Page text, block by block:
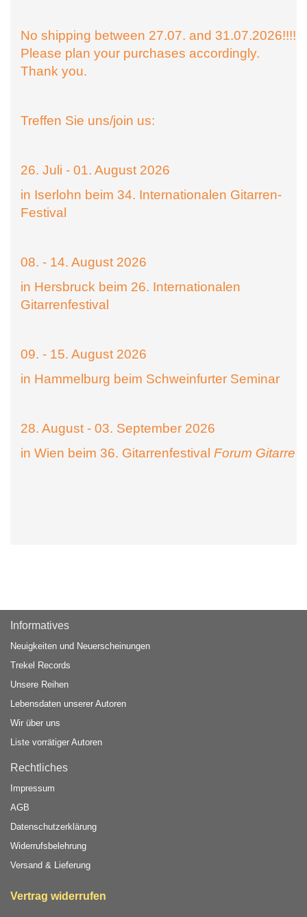
No shipping between 27.07. and 31.07.2026!!!!
Please plan your purchases accordingly.
Thank you.
Treffen Sie uns/join us:
26. Juli - 01. August 2026
in Iserlohn beim 34. Internationalen Gitarren-
Festival
08. - 14. August 2026
in Hersbruck beim 26. Internationalen
Gitarrenfestival
09. - 15. August 2026
in Hammelburg beim Schweinfurter Seminar
28. August - 03. September 2026
in Wien beim 36. Gitarrenfestival Forum Gitarre
Informatives
Neuigkeiten und Neuerscheinungen
Trekel Records
Unsere Reihen
Lebensdaten unserer Autoren
Wir über uns
Liste vorrätiger Autoren
Rechtliches
Impressum
AGB
Datenschutzerklärung
Widerrufsbelehrung
Versand & Lieferung
Vertrag widerrufen